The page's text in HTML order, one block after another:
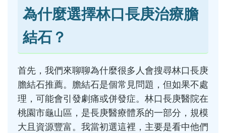
為什麼選擇林口長庚治療膽
結石？
首先，我們來聊聊為什麼很多人會搜尋林口長庚
膽結石推薦。膽結石是個常見問題，但如果不處
理，可能會引發劇痛或併發症。林口長庚醫院在
桃園市龜山區，是長庚醫療體系的一部分，規模
大且資源豐富。我當初選這裡，主要是看中他們